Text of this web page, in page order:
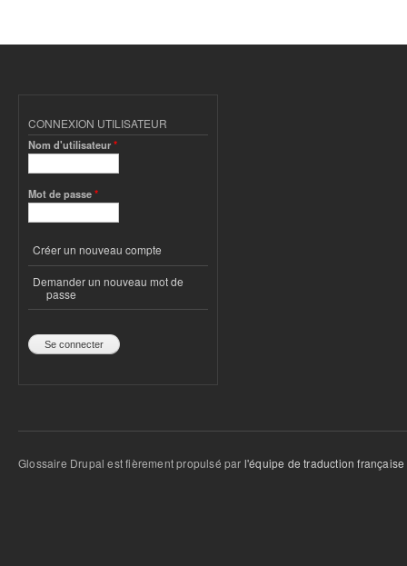
CONNEXION UTILISATEUR
Nom d'utilisateur*
Mot de passe*
Créer un nouveau compte
Demander un nouveau mot de
passe
Glossaire Drupal est fièrement propulsé par l'équipe de traduction française